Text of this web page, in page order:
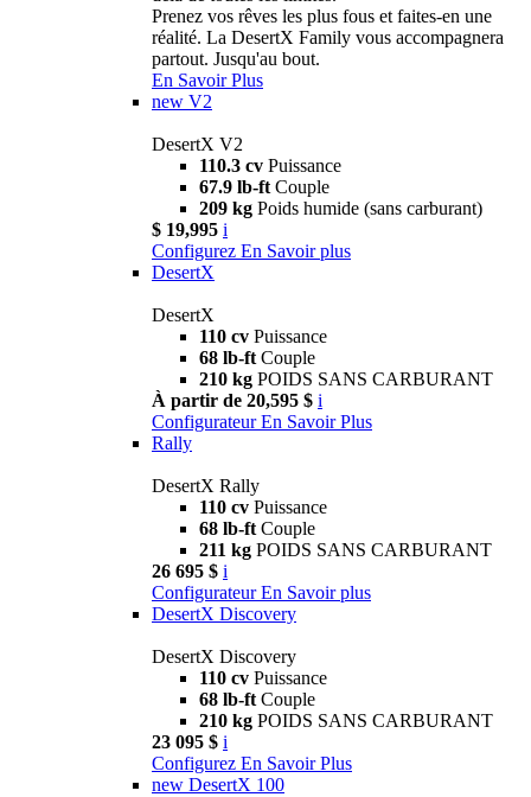
Prenez vos rêves les plus fous et faites-en une
réalité. La DesertX Family vous accompagnera
partout. Jusqu'au bout.
En Savoir Plus
new V2
DesertX V2
110.3 cv Puissance
67.9 lb-ft Couple
209 kg Poids humide (sans carburant)
$ 19,995 i
Configurez En Savoir plus
DesertX
DesertX
110 cv Puissance
68 lb-ft Couple
210 kg POIDS SANS CARBURANT
À partir de 20,595 $ i
Configurateur En Savoir Plus
Rally
DesertX Rally
110 cv Puissance
68 lb-ft Couple
211 kg POIDS SANS CARBURANT
26 695 $ i
Configurateur En Savoir plus
DesertX Discovery
DesertX Discovery
110 cv Puissance
68 lb-ft Couple
210 kg POIDS SANS CARBURANT
23 095 $ i
Configurez En Savoir Plus
new DesertX 100